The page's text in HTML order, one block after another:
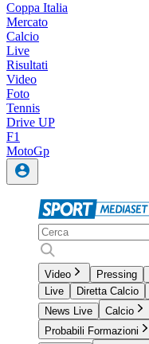
Coppa Italia
Mercato
Calcio
Live
Risultati
Video
Foto
Tennis
Drive UP
F1
MotoGp
Video Pressing
Live
Diretta Calcio
News Live
Calcio
Probabili Formazioni